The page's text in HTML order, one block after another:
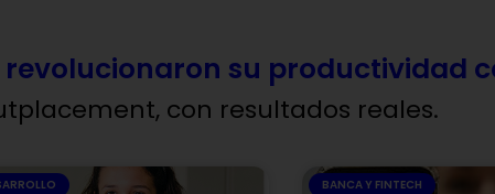
su productividad
con resultados reales.
BANCA Y FINTECH